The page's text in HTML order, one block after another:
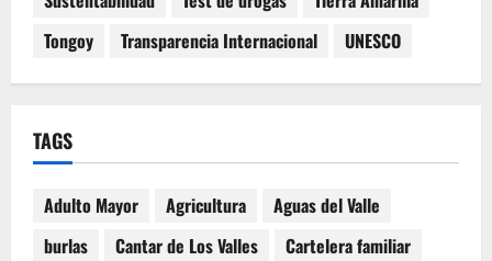
Tongoy
Transparencia Internacional UNESCO
TAGS
Adulto Mayor Agricultura
Aguas del Valle
burlas
Cantar de Los Valles
Cartelera familiar